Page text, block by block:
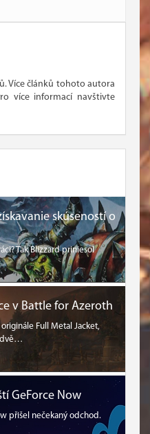
Více článků tohoto autora
více informací navštivte
skúseností o
Tak Blizzard priniesol
v Battle for Azeroth
Full Metal Jacket,
dvě…
GeForce Now
přišel nečekaný odchod.